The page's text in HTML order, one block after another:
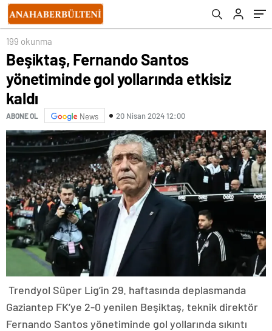
199 okunma
Beşiktaş, Fernando Santos
yönetiminde gol yollarında etkisiz
kaldı
ABONE OL News 20 Nisan 2024 12:00
Trendyol Süper Lig’in 29. haftasında deplasmanda
Gaziantep FK’ye 2-0 yenilen Beşiktaş, teknik direktör
Fernando Santos yönetiminde gol yollarında sıkıntı